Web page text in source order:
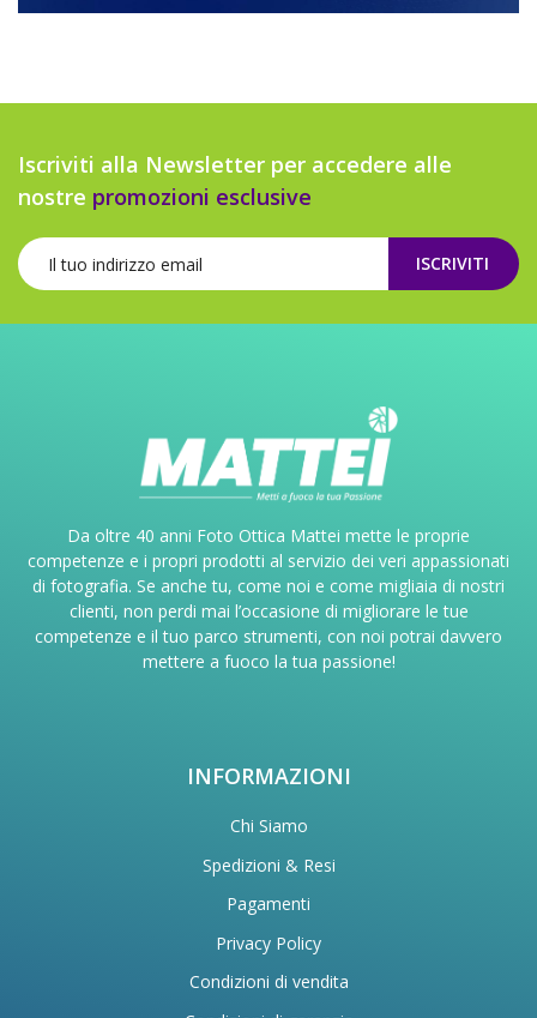
Iscriviti alla Newsletter per accedere alle
nostre promozioni esclusive
ISCRIVITI
Da oltre 40 anni Foto Ottica Mattei mette le proprie
competenze e i propri prodotti al servizio dei veri appassionati
di fotografia. Se anche tu, come noi e come migliaia di nostri
clienti, non perdi mai l’occasione di migliorare le tue
competenze e il tuo parco strumenti, con noi potrai davvero
mettere a fuoco la tua passione!
INFORMAZIONI
Chi Siamo
Spedizioni & Resi
Pagamenti
Privacy Policy
Condizioni di vendita